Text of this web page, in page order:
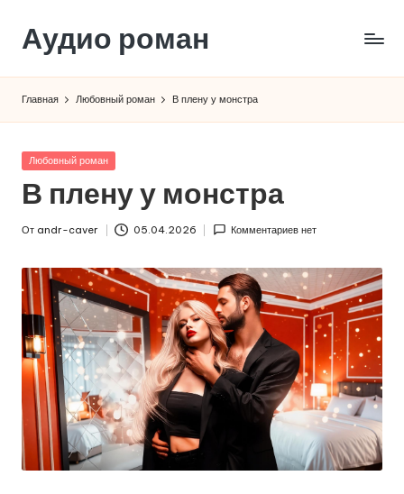
Перейти
содержимому
Аудио роман
Главная Любовный роман В плену у монстра
Опубликовано
Любовный роман
В плену у монстра
От andr-caver 05.04.2026 Комментариев нет